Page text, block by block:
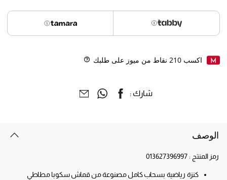
اكسب210نقاط من ميوز على طلبك
شارك :
الوصف
رمز المنتج : 013627396997
كنزة رياضية بسحاب كامل مصنوعة من قماش سكوبا مطاطي